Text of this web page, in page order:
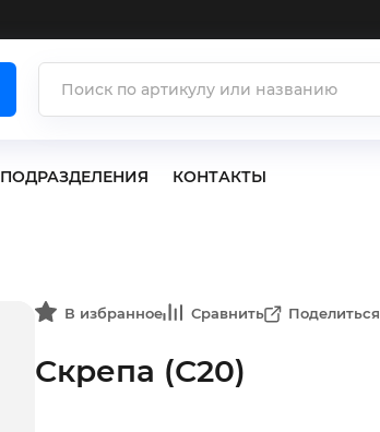
ПОДРАЗДЕЛЕНИЯ КОНТАКТЫ
В избранное Сравнить Поделиться
Скрепа (С20)